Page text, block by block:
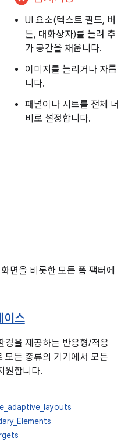
UI 요소(텍스트 필드, 버
튼, 대화상자)를 늘려 추
가 공간을 채웁니다.
이미지를 늘리거나 자릅
니다.
패널이나 시트를 전체 너
비로 설정합니다.
면을 비롯한 모든 폼 팩터에
이스
경을 제공하는 반응형/적응
모든 종류의 기기에서 모든
원합니다.